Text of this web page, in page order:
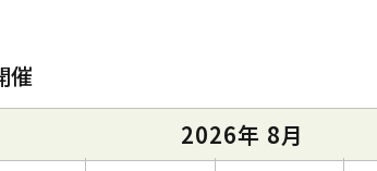
催
2026年 8月